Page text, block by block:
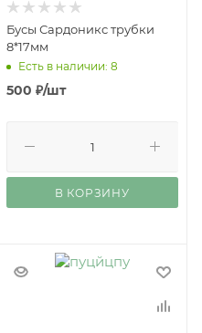
Бусы Сардоникс трубки
8*17мм
Есть в наличии: 8
500 ₽/шт
В КОРЗИНУ